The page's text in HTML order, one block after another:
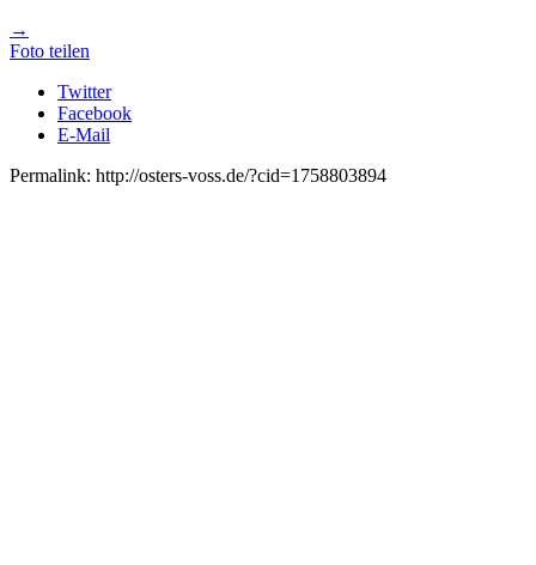
→
Foto teilen
Twitter
Facebook
E-Mail
Permalink: http://osters-voss.de/?cid=1758803894